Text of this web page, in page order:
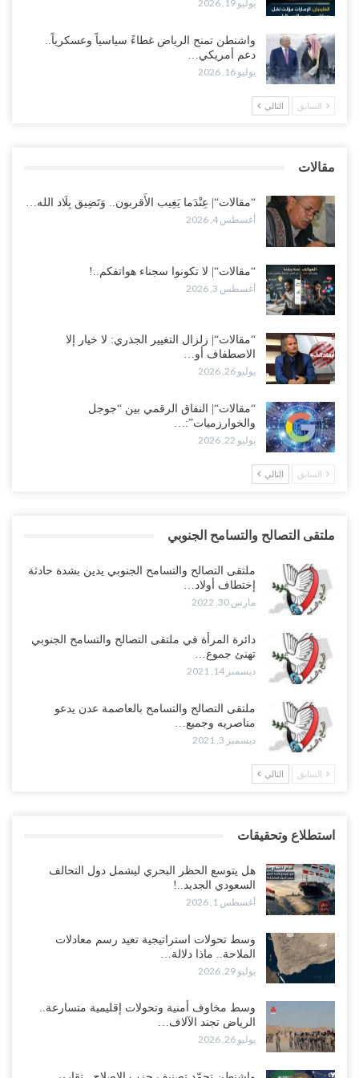
للتجنيد إلى ساحة لتصفية قادة التحالف..!
“تعز“| مع اقتراب إعادة الهيكلة السعودية.. سباق بين طارق والإصلاح
لإشعال حرب..!
أغسطس 2, 2026
أغسطس 2, 2026
يوليو 19, 2026
واشنطن تمنح الرياض غطاءً سياسياً وعسكرياً..
دعم أمريكي…
يوليو 16, 2026
السابق التالي
مقالات
“مقالات“| عِنْدَما يَغِيب الأَقربون.. وَتَضِيق بِلَاد الله…
أغسطس 4, 2026
“مقالات“| لا تكونوا سجناء هواتفكم..!
أغسطس 3, 2026
“مقالات“| زلزال التغيير الجذري: لا خيار إلا
الاصطفاف أو…
يوليو 26, 2026
“مقالات“| النفاق الرقمي بين “جوجل
والخوارزميات”:…
يوليو 22, 2026
السابق التالي
ملتقى التصالح والتسامح الجنوبي
ملتقى التصالح والتسامح الجنوبي يدين بشدة حادثة
إختطاف أولاد…
مارس 30, 2022
دائرة المرأة في ملتقى التصالح والتسامح الجنوبي
تهنئ جموع…
ديسمبر 14, 2021
ملتقى التصالح والتسامح بالعاصمة عدن يدعو
مناصريه وجميع…
ديسمبر 3, 2021
السابق التالي
استطلاع وتحقيقات
هل يتوسع الحظر البحري ليشمل دول التحالف
السعودي الجديد..!
أغسطس 1, 2026
وسط تحولات استراتيجية تعيد رسم معادلات
الملاحة.. ماذا دلالة…
يوليو 29, 2026
وسط مخاوف أمنية وتحولات إقليمية متسارعة..
الرياض تجند الآلاف…
يوليو 26, 2026